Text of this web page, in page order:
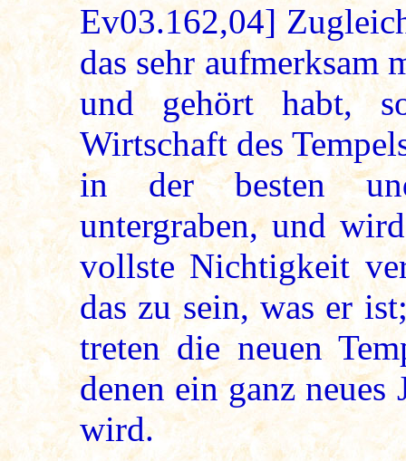
Ev03.162,04]
das sehr aufmerksam
und gehört habt,
Wirtschaft des
in der besten
untergraben, und
vollste Nichtigkeit
das zu sein, was er
treten die neuen
denen ein ganz
wird.